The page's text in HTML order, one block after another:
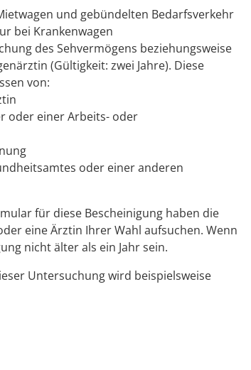
und gebündelten Bedarfsverkehr
bei Krankenwagen
des Sehvermögens beziehungsweise
(Gültigkeit: zwei Jahre). Diese
von:
oder einer Arbeits- oder
oder einer anderen
für diese Bescheinigung haben die
eine Ärztin Ihrer Wahl aufsuchen. Wenn
nicht älter als ein Jahr sein.
Untersuchung wird beispielsweise